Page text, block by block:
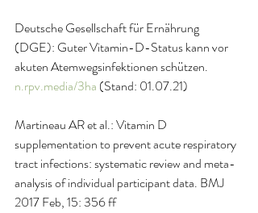
Deutsche Gesellschaft für Ernährung
(DGE): Guter Vitamin-D-Status kann vor
akuten Atemwegsinfektionen schützen.
n.rpv.media/3ha (Stand: 01.07.21)
Martineau AR et al.: Vitamin D
supplementation to prevent acute respiratory
tract infections: systematic review and meta-
analysis of individual participant data. BMJ
2017 Feb, 15: 356 ff